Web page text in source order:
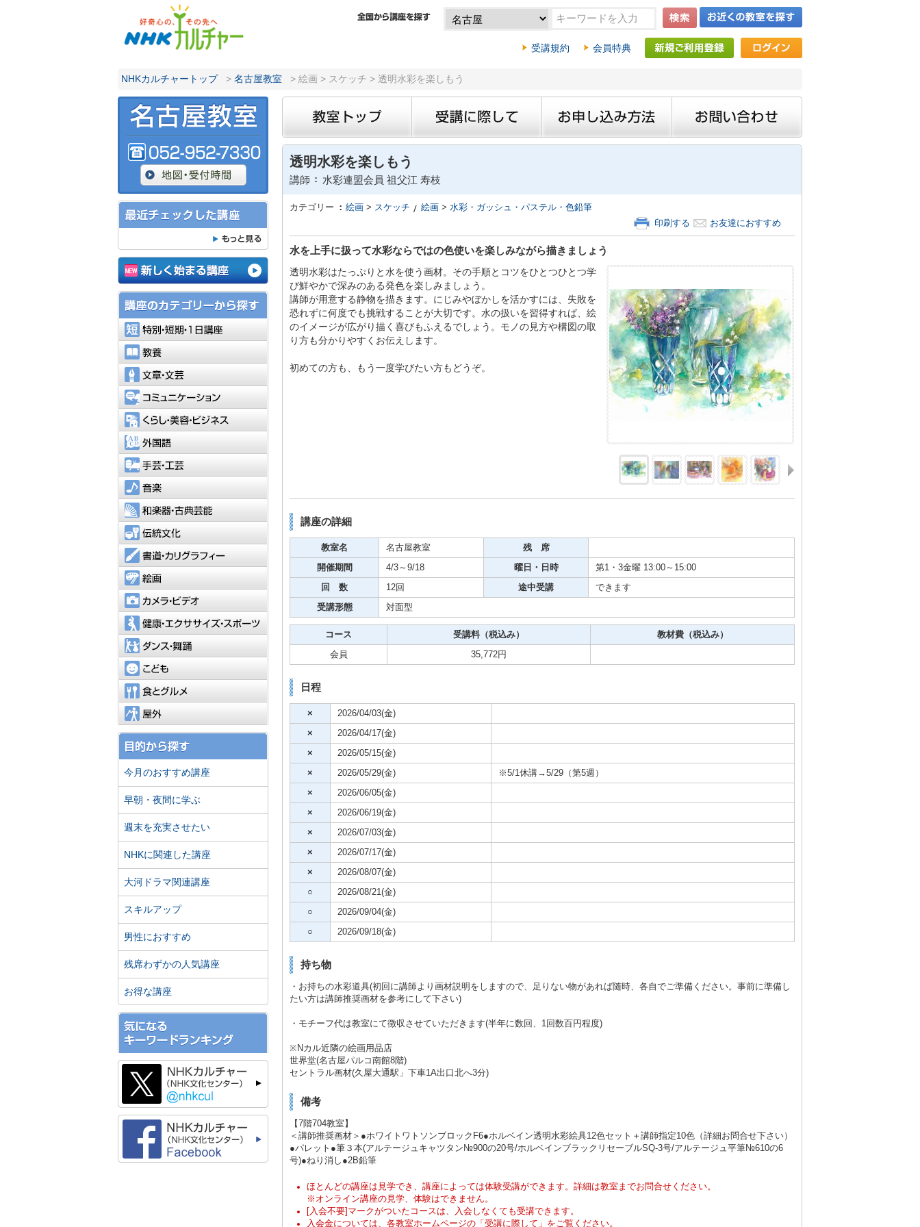
受講規約 会員特典
NHKカルチャートップ > 名古屋教室 > 絵画 > スケッチ > 透明水彩を楽しもう
透明水彩を楽しもう
講師 水彩連盟会員 祖父江 寿枝
カテゴリー 絵画 > スケッチ 絵画 >水彩・ガッシュ・パステル・色鉛筆
印刷する
お友達におすすめ
水を上手に扱って水彩ならではの色使いを楽しみながら描きましょう
透明水彩はたっぷりと水を使う画材。その手順とコツをひとつひとつ学
び鮮やかで深みのある発色を楽しみましょう。
講師が用意する静物を描きます。にじみやぼかしを活かすには、失敗を
恐れずに何度でも挑戦することが大切です。水の扱いを習得すれば、絵
のイメージが広がり描く喜びもふえるでしょう。モノの見方や構図の取
り方も分かりやすくお伝えします。
初めての方も、もう一度学びたい方もどうぞ。
講座の詳細
教室名 名古屋教室 残 席
開催期間 4/3～9/18 曜日・日時 第1・3金曜 13:00～15:00
回 数 12回 途中受講 できます
受講形態 対面型
コース 受講料（税込み） 教材費（税込み）
会員 35,772円
日程
× 2026/04/03(金)
× 2026/04/17(金)
× 2026/05/15(金)
× 2026/05/29(金) ※5/1休講→5/29（第5週）
× 2026/06/05(金)
× 2026/06/19(金)
× 2026/07/03(金)
× 2026/07/17(金)
× 2026/08/07(金)
○ 2026/08/21(金)
○ 2026/09/04(金)
○ 2026/09/18(金)
持ち物
・お持ちの水彩道具(初回に講師より画材説明をしますので、足りない物があれば随時、各自でご準備ください。事前に準備し
たい方は講師推奨画材を参考にして下さい)
・モチーフ代は教室にて徴収させていただきます(半年に数回、1回数百円程度)
※Nカル近隣の絵画用品店
世界堂(名古屋パルコ南館8階)
セントラル画材(久屋大通駅」下車1A出口北へ3分)
備考
【7階704教室】
＜講師推奨画材＞●ホワイトワトソンブロックF6●ホルベイン透明水彩絵具12色セット＋講師指定10色（詳細お問合せ下さい）
●パレット●筆３本(アルテージュキャツタン№900の20号/ホルベインブラックリセーブルSQ-3号/アルテージュ平筆№610の6
号)●ねり消し●2B鉛筆
ほとんどの講座は見学でき、講座によっては体験受講ができます。詳細は教室までお問合せください。
※オンライン講座の見学、体験はできません。
[入会不要]マークがついたコースは、入会しなくても受講できます。
入会金については、各教室ホームページの「受講に際して」をご覧ください。
特別・短期・1日講座
文章・文芸
伝統文化
書道・カリグラフィー
カメラ・ビデオ
健康・エクササイズ・スポーツ
こども
食とグルメ
今月のおすすめ講座
早朝・夜間に学ぶ
週末を充実させたい
NHKに関連した講座
大河ドラマ関連講座
スキルアップ
男性におすすめ
残席わずかの人気講座
お得な講座